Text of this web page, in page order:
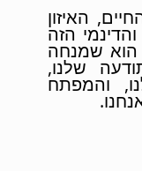
האיזון
הזה
הוא שמנחה
שלנו,
והמפתח